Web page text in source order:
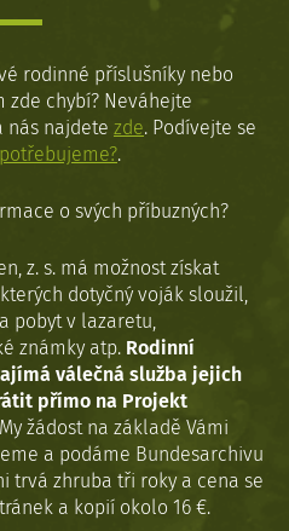
rodinné příslušníky nebo
chybí? Neváhejte
nás najdete zde. Podívejte se
.
o svých příbuzných?
z. s. má možnost získat
dotyčný voják sloužil,
pobyt v lazaretu,
známky atp. Rodinní
válečná služba jejich
přímo na Projekt
My žádost na základě Vámi
a podáme Bundesarchivu
trvá zhruba tři roky a cena se
a kopií okolo 16 €.